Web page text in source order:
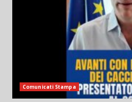
Comunicati Stampa